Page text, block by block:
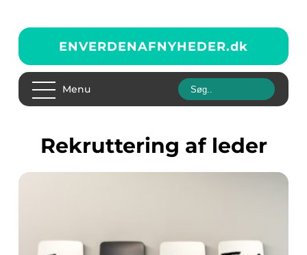
ENVERDENAFNYHEDER.dk
Menu
rekruttering af leder